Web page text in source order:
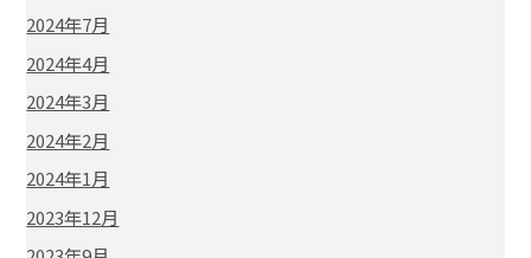
2024年7月
2024年4月
2024年3月
2024年2月
2024年1月
2023年12月